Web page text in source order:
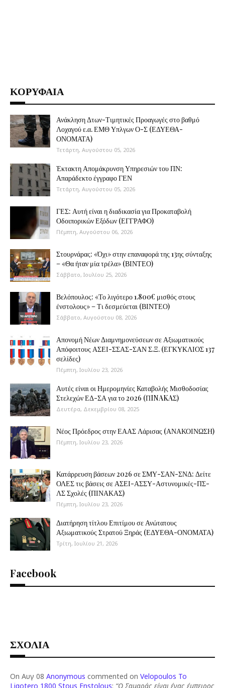
ΚΟΡΥΦΑΙΑ
Ανάκληση Δτων-Τιμητικές Προαγωγές στο βαθμό
Λοχαγού ε.α. ΕΜΘ Υπλγων Ο-Σ (ΕΔΥΕΘΑ-
ΟΝΟΜΑΤΑ)
Τετάρτη, Αυγούστου 05, 2026
Έκτακτη Απομάκρυνση Υπηρεσιών του ΠΝ:
Απαράδεκτο έγγραφο ΓΕΝ
Τετάρτη, Αυγούστου 05, 2026
ΓΕΣ: Αυτή είναι η διαδικασία για Προκαταβολή
Οδοιπορικών Εξόδων (ΕΓΓΡΑΦΟ)
Πέμπτη, Αυγούστου 06, 2026
Στουρνάρας: «Όχι» στην επαναφορά της 13ης σύνταξης
– «Θα ήταν μία τρέλα» (ΒΙΝΤΕΟ)
Σάββατο, Ιουλίου 25, 2026
Βελόπουλος: «Το λιγότερο 1.800€ μισθός στους
ένστολους» – Τι δεσμεύεται (ΒΙΝΤΕΟ)
Σάββατο, Αυγούστου 08, 2026
Απονομή Νέων Διαμνημονεύσεων σε Αξιωματικούς
Απόφοιτους ΑΣΕΙ-ΣΣΑΣ-ΣΑΝ Σ.Ξ. (ΕΓΚΥΚΛΙΟΣ 137
σελίδες)
Πέμπτη, Ιουλίου 23, 2026
Αυτές είναι οι Ημερομηνίες Καταβολής Μισθοδοσίας
Στελεχών ΕΔ-ΣΑ για το 2026 (ΠINAKAΣ)
Δευτέρα, Δεκεμβρίου 08, 2025
Νέος Πρόεδρος στην ΕΑΑΣ Λάρισας (ΑΝΑΚΟΙΝΩΣΗ)
Πέμπτη, Ιουλίου 23, 2026
Κατάρρευση βάσεων 2026 σε ΣΜΥ-ΣΑΝ-ΣΝΔ: Δείτε
ΟΛΕΣ τις βάσεις σε ΑΣΕΙ-ΑΣΣΥ-Αστυνομικές-ΠΣ-
ΛΣ Σχολές (ΠΙΝΑΚΑΣ)
Πέμπτη, Ιουλίου 23, 2026
Διατήρηση τίτλου Επιτίμου σε Ανώτατους
Αξιωματικούς Στρατού Ξηράς (ΕΔΥΕΘΑ-ΟΝΟΜΑΤΑ)
Τρίτη, Ιουλίου 21, 2026
Facebook
ΣΧΟΛΙΑ
On Αυγ 08 Anonymous commented on Velopoulos To
Ligotero 1800 Stous Enstolous: “Ο Σαμαράς είναι ένας έμπειρος